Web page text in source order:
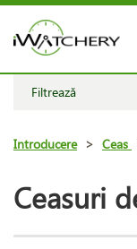
Filtrează
Introducere > Ceas
Ceasuri